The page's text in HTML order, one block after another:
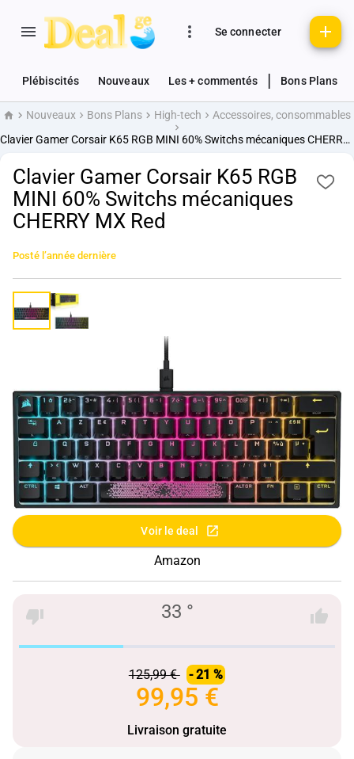
Se connecter
Plébiscités Nouveaux Les + commentés Bons Plans
AccueilNouveaux Bons Plans High-tech
Accessoires, consommables
Clavier Gamer Corsair K65 RGB MINI 60% Switchs mécaniques CHERRY MX Red
Clavier Gamer Corsair K65 RGB
MINI 60% Switchs mécaniques
CHERRY MX Red
Posté l’année dernière
Voir le deal
Amazon
33 °
125,99 € - 21 %
99,95 €
Livraison gratuite